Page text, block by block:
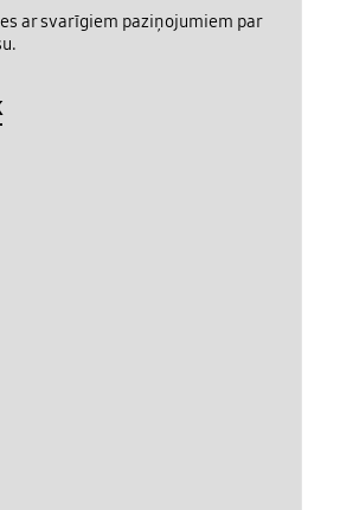
ar svarīgiem paziņojumiem par